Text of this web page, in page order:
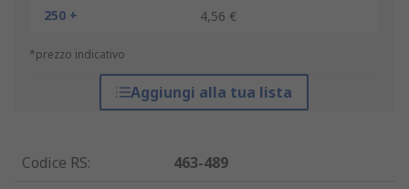
250 +
4,56 €
*prezzo indicativo
Aggiungi alla tua lista
Codice RS:
463-489